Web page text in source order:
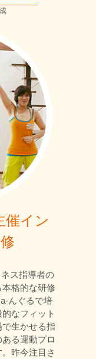
催イン
ス指導者の
格的な研修
んぐるで培
なフィット
生かせる指
る運動プロ
昨今注目さ